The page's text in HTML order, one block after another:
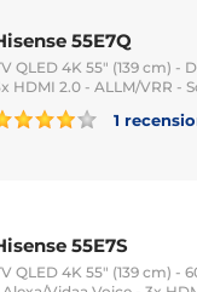
55E7Q
QLED 4K 55" (139 cm) -
HDMI 2.0 - ALLM/VRR -
1
55E7S
QLED 4K 55" (139 cm) -